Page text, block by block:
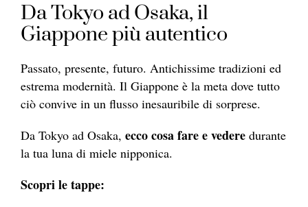
Da Tokyo ad Osaka, il
Giappone più autentico
Passato, presente, futuro. Antichissime tradizioni ed
estrema modernità. Il Giappone è la meta dove tutto
ciò convive in un flusso inesauribile di sorprese.
Da Tokyo ad Osaka, ecco cosa fare e vedere durante
la tua luna di miele nipponica.
Scopri le tappe: